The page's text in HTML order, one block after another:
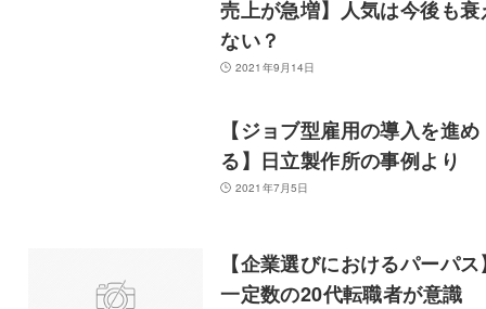
売上が急増】人気は今後も衰
ない？
2021年9月14日
【ジョブ型雇用の導入を進め
る】日立製作所の事例より
2021年7月5日
【企業選びにおけるパーパス
一定数の20代転職者が意識